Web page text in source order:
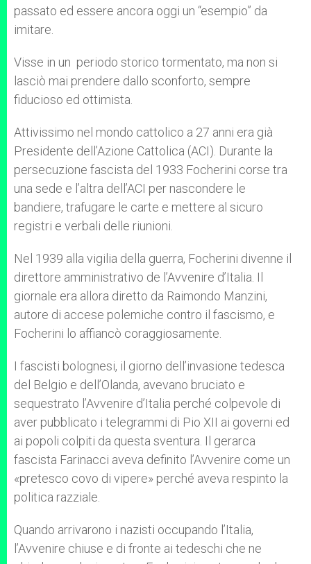
passato ed essere ancora oggi un “esempio” da
imitare.
Visse in un periodo storico tormentato, ma non si
lasciò mai prendere dallo sconforto, sempre
fiducioso ed ottimista.
Attivissimo nel mondo cattolico a 27 anni era già
Presidente dell’Azione Cattolica (ACI). Durante la
persecuzione fascista del 1933 Focherini corse tra
una sede e l’altra dell’ACI per nascondere le
bandiere, trafugare le carte e mettere al sicuro
registri e verbali delle riunioni.
Nel 1939 alla vigilia della guerra, Focherini divenne il
direttore amministrativo de l’Avvenire d’Italia. Il
giornale era allora diretto da Raimondo Manzini,
autore di accese polemiche contro il fascismo, e
Focherini lo affiancò coraggiosamente.
I fascisti bolognesi, il giorno dell’invasione tedesca
del Belgio e dell’Olanda, avevano bruciato e
sequestrato l’Avvenire d’Italia perché colpevole di
aver pubblicato i telegrammi di Pio XII ai governi ed
ai popoli colpiti da questa sventura. Il gerarca
fascista Farinacci aveva definito l’Avvenire come un
«pretesco covo di vipere» perché aveva respinto la
politica razziale.
Quando arrivarono i nazisti occupando l’Italia,
l’Avvenire chiuse e di fronte ai tedeschi che ne